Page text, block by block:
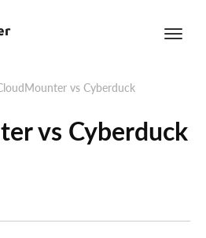
vs Cyberduck
vs Cyberduck